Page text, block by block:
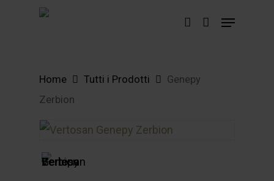
account
Menu
Home Tutti i Prodotti
Genepy
Zerbion